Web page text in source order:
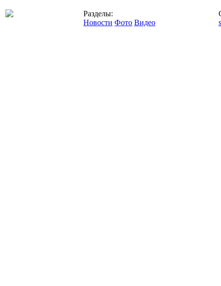
Разделы:
Новости Фото Видео